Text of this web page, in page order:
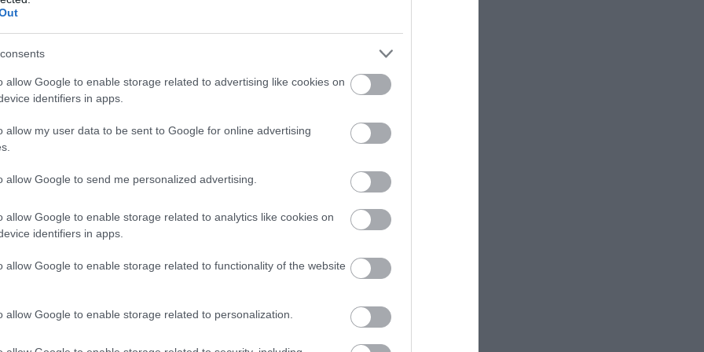
allow Google to enable storage related to advertising like cookies on
identifiers in apps.
allow my user data to be sent to Google for online advertising
allow Google to send me personalized advertising.
allow Google to enable storage related to analytics like cookies on
identifiers in apps.
allow Google to enable storage related to functionality of the website
allow Google to enable storage related to personalization.
είπε: «
Αν και είμαστε μουσουλμάνοι και η Εξοχότητά
Ρωσία είστε Ορθόδοξοι, θα είμαστε μαζί σας μέχρι ο
μας χωρίσει»!
έχει ακουστεί μία τόσο «βαριά» διπλωματική φράση στο
(ούτε καν από τους Κινέζους που θεωρούνται οι
σύμμαχοι των Ρώσων στην συγκεκριμένη ιστορική
από τόσο υψηλόβαθμο αξιωματούχο, ο οποίος δεν
προσωπικές απόψεις αλλά την θέληση της βασιλικής
του Ριάντ.
though we are Muslims, His Excellency and Russia
country. We will be together until death do us part!”